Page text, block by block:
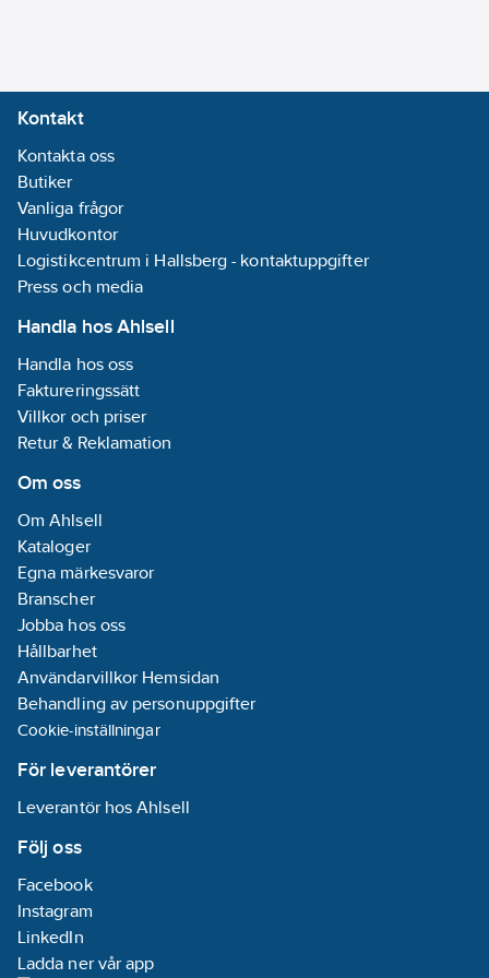
Kontakt
Kontakta oss
Butiker
Vanliga frågor
Huvudkontor
Logistikcentrum i Hallsberg - kontaktuppgifter
Press och media
Handla hos Ahlsell
Handla hos oss
Faktureringssätt
Villkor och priser
Retur & Reklamation
Om oss
Om Ahlsell
Kataloger
Egna märkesvaror
Branscher
Jobba hos oss
Hållbarhet
Användarvillkor Hemsidan
Behandling av personuppgifter
Cookie-inställningar
För leverantörer
Leverantör hos Ahlsell
Följ oss
Facebook
Instagram
LinkedIn
Ladda ner vår app